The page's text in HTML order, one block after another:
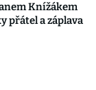
Knížákem
přátel a záplava